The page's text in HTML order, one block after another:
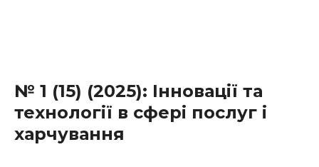
№ 1 (15) (2025): Інновації та
технології в сфері послуг і
харчування